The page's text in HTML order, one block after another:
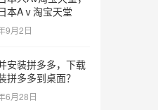
本Aⅴ淘宝天堂
9月2日
安装拼多多，下载
拼多多到桌面？
6月28日